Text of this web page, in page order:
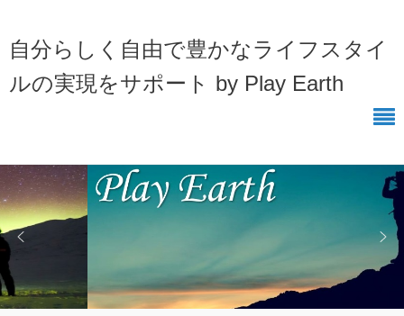
自分らしく自由で豊かなライフスタイ
ルの実現をサポート by Play Earth